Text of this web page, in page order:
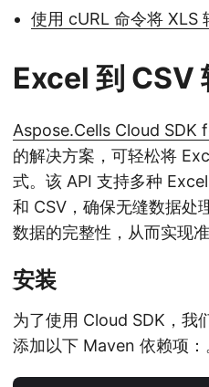
使用 cURL 命令将 XLS
Excel 到 CSV
Aspose.Cells Cloud SDK
的解决方案，可轻松将
式。该 API 支持多种
和 CSV，确保无缝数据处
数据的完整性，从而实现
安装
为了使用 Cloud SDK，我
添加以下 Maven 依赖项：